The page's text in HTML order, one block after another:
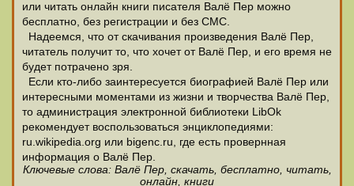
или читать онлайн книги писателя Валё Пер можно
бесплатно, без регистрации и без СМС.
Надеемся, что от скачивания произведения Валё Пер,
читатель получит то, что хочет от Валё Пер, и его время не
будет потрачено зря.
Если кто-либо заинтересуется биографией Валё Пер или
интересными моментами из жизни и творчества Валё Пер,
то администрация электронной библиотеки LibOk
рекомендует воспользоваться энциклопедиями:
ru.wikipedia.org или bigenc.ru, где есть провернная
информация о Валё Пер.
Ключевые слова: Валё Пер, скачать, бесплатно, читать,
онлайн, книги